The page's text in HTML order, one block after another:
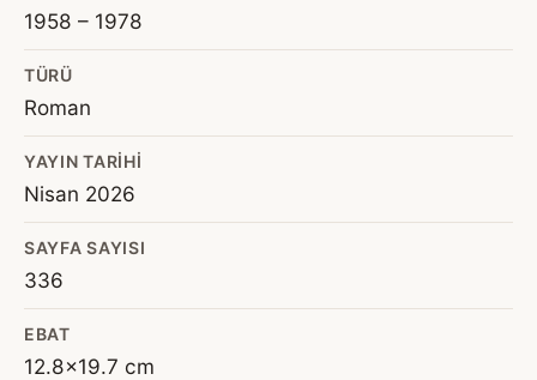
1958 – 1978
TÜRÜ
Roman
YAYIN TARIHI
Nisan 2026
SAYFA SAYISI
336
EBAT
12.8x19.7 cm